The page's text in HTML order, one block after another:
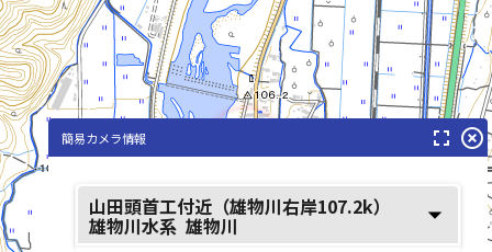
簡易カメラ情報 fullscreen highlight_off
山田頭首工付近（雄物川右岸107.2k）
雄物川水系 雄物川 arrow_drop_down